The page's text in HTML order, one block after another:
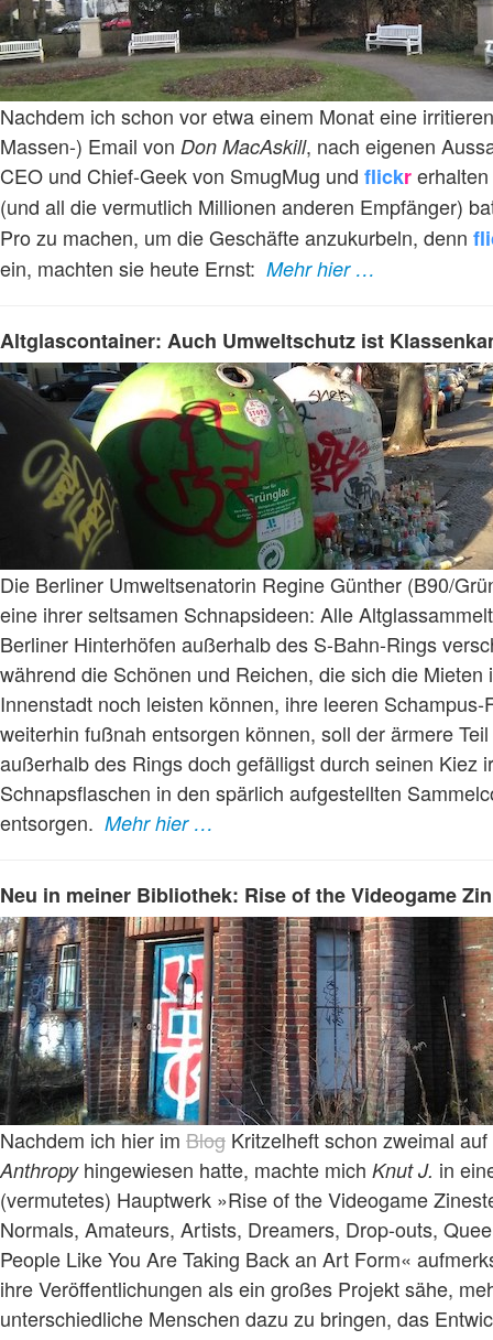
Nachdem ich schon vor etwa einem Monat eine
Massen-) Email von Don MacAskill, nach eigenen
CEO und Chief-Geek von SmugMug und flickr
(und all die vermutlich Millionen anderen Empfänger)
Pro zu machen, um die Geschäfte anzukurbeln, denn
ein, machten sie heute Ernst: Mehr hier …
Altglascontainer: Auch Umweltschutz ist
Die Berliner Umweltsenatorin Regine Günther (B90/
eine ihrer seltsamen Schnapsideen: Alle
Berliner Hinterhöfen außerhalb des S-Bahn-Rings
während die Schönen und Reichen, die sich die Mieten
Innenstadt noch leisten können, ihre leeren Schampus-
weiterhin fußnah entsorgen können, soll der ärmere
außerhalb des Rings doch gefälligst durch seinen Kiez
Schnapsflaschen in den spärlich aufgestellten
entsorgen. Mehr hier …
Neu in meiner Bibliothek: Rise of the Videogame
Nachdem ich hier im Blog Kritzelheft schon zweimal
Anthropyhingewiesen hatte, machte mich Knut J. in
(vermutetes) Hauptwerk »Rise of the Videogame
Normals, Amateurs, Artists, Dreamers, Drop-outs,
People Like You Are Taking Back an Art Form«
ihre Veröffentlichungen als ein großes Projekt sähe,
unterschiedliche Menschen dazu zu bringen, das